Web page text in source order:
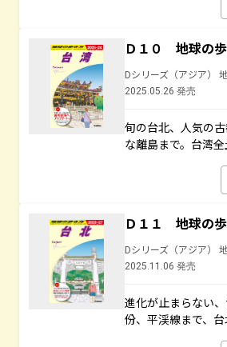
Ｄ１０ 地球の
Dシリーズ（アジア）
2025.05.26 発売
旬の台北、人気の
な離島まで。台湾全
Ｄ１１ 地球の
Dシリーズ（アジア）
2025.11.06 発売
進化が止まらない
份、平渓線まで、台